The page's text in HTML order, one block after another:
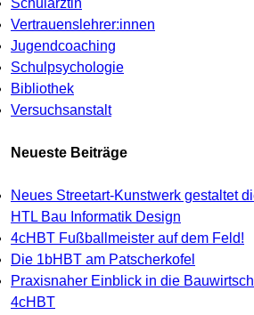
Schulärztin
Vertrauenslehrer:innen
Jugendcoaching
Schulpsychologie
Bibliothek
Versuchsanstalt
Neueste Beiträge
Neues Streetart-Kunstwerk gestaltet
HTL Bau Informatik Design
4cHBT Fußballmeister auf dem Feld!
Die 1bHBT am Patscherkofel
Praxisnaher Einblick in die
4cHBT